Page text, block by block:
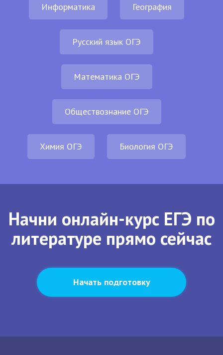
Информатика География
Русский язык ОГЭ
Математика ОГЭ
Обществознание ОГЭ
Химия ОГЭ Биология ОГЭ
Начни онлайн-курс ЕГЭ по
литературе прямо сейчас
Начать подготовку